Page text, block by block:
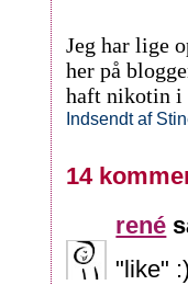
Jeg har lige
her på
haft nikotin i
Indsendt af
14
rené
"like"